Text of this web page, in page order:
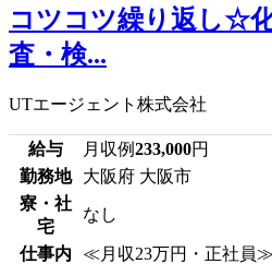
コツコツ繰り返し☆
査・検...
UTエージェント株式会社
給与 月収例233,000円
勤務地
大阪府 大阪市
寮・社
宅
なし
仕事内
≪月収23万円・正社員